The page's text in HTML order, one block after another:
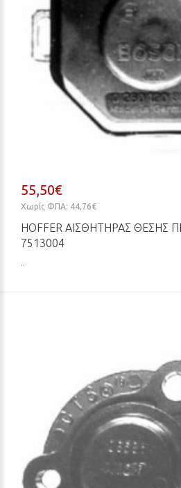
55,50€
Χωρίς ΦΠΑ: 44,76€
HOFFER ΑΙΣΘΗΤΉΡΑΣ ΘΈΣΗΣ
7513004
..